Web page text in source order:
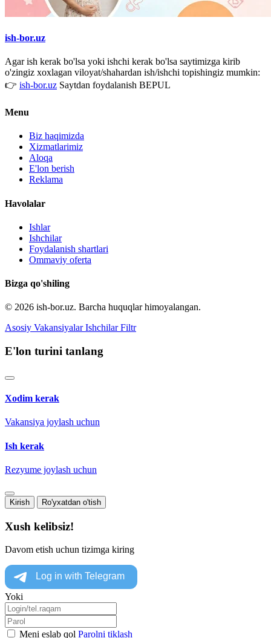
ish-bor.uz
Agar ish kerak bo'lsa yoki ishchi kerak bo'lsa saytimizga kirib
o'zingiz xoxlagan viloyat/shahardan ish/ishchi topishingiz mumkin:
👉 ish-bor.uz Saytdan foydalanish BEPUL
Menu
Biz haqimizda
Xizmatlarimiz
Aloqa
E'lon berish
Reklama
Havolalar
Ishlar
Ishchilar
Foydalanish shartlari
Ommaviy oferta
Bizga qo'shiling
© 2026 ish-bor.uz. Barcha huquqlar himoyalangan.
Asosiy Vakansiyalar Ishchilar Filtr
E'lon turini tanlang
Xodim kerak
Vakansiya joylash uchun
Ish kerak
Rezyume joylash uchun
Kirish Ro'yxatdan o'tish
Xush kelibsiz!
Davom etish uchun tizimga kiring
Yoki
Meni eslab qol Parolni tiklash